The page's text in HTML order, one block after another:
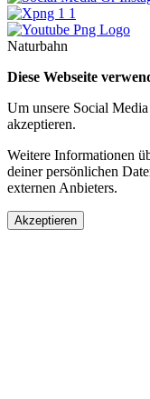
Naturbahn
Diese Webseite
Um unsere Social
akzeptieren.
Weitere Informationen
deiner persönlichen
externen Anbieters.
Akzeptieren